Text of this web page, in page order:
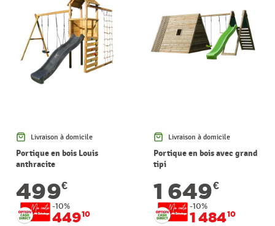
Livraison à domicile
Portique en bois Louis
anthracite
499€
-10%
44910
Livraison à domicile
Portique en bois avec grand
tipi
1 649€
-10%
1 48410